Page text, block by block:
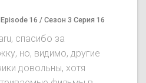
16 / Сезон 3 Серия 16
спасибо за
но, видимо, другие
довольны, хотя